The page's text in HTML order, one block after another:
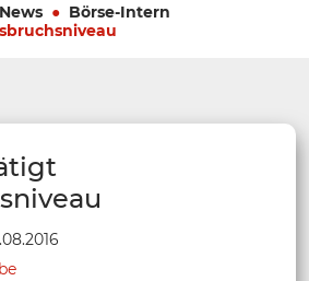
Börse-Intern